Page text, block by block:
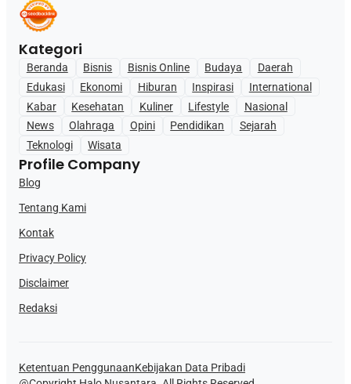
Kategori
Beranda Bisnis Bisnis Online Budaya
Daerah
Edukasi
Ekonomi Hiburan Inspirasi
International
Kabar
Kesehatan Kuliner Lifestyle
Nasional
News
Olahraga Opini Pendidikan
Sejarah
Teknologi
Wisata
Profile Company
Blog
Tentang Kami
Kontak
Privacy Policy
Disclaimer
Redaksi
Ketentuan PenggunaanKebijakan Data Pribadi